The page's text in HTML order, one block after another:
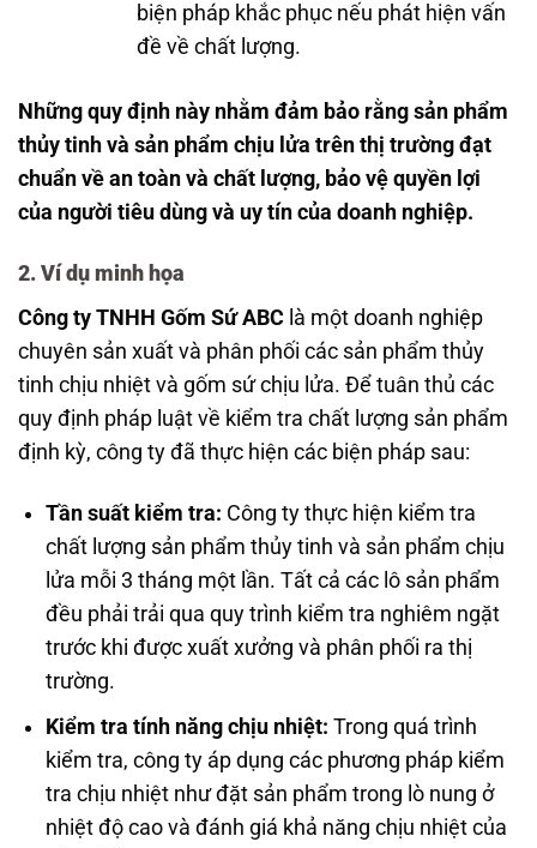
biện pháp khắc phục nếu phát hiện vấn
đề về chất lượng.
Những quy định này nhằm đảm bảo rằng sản phẩm
thủy tinh và sản phẩm chịu lửa trên thị trường đạt
chuẩn về an toàn và chất lượng, bảo vệ quyền lợi
của người tiêu dùng và uy tín của doanh nghiệp.
2. Ví dụ minh họa
Công ty TNHH Gốm Sứ ABC là một doanh nghiệp
chuyên sản xuất và phân phối các sản phẩm thủy
tinh chịu nhiệt và gốm sứ chịu lửa. Để tuân thủ các
quy định pháp luật về kiểm tra chất lượng sản phẩm
định kỳ, công ty đã thực hiện các biện pháp sau:
Tần suất kiểm tra: Công ty thực hiện kiểm tra
chất lượng sản phẩm thủy tinh và sản phẩm chịu
lửa mỗi 3 tháng một lần. Tất cả các lô sản phẩm
đều phải trải qua quy trình kiểm tra nghiêm ngặt
trước khi được xuất xưởng và phân phối ra thị
trường.
Kiểm tra tính năng chịu nhiệt: Trong quá trình
kiểm tra, công ty áp dụng các phương pháp kiểm
tra chịu nhiệt như đặt sản phẩm trong lò nung ở
nhiệt độ cao và đánh giá khả năng chịu nhiệt của